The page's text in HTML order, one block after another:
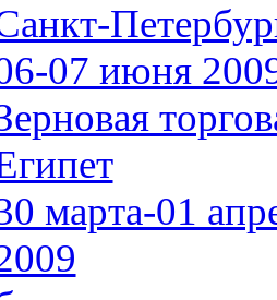
07 июня
марта-01